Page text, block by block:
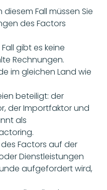
diesem Fall müssen Sie
des Factors
gibt es keine
Rechnungen.
im gleichen Land wie
beteiligt: der
der Importfaktor und
als
Factors auf der
Dienstleistungen
aufgefordert wird,